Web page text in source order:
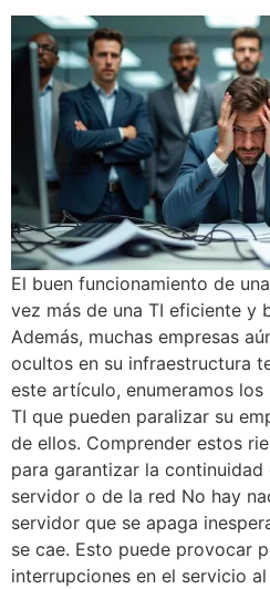
El buen funcionamiento de
vez más de una TI eficiente y
Además, muchas empresas
ocultos en su infraestructura
este artículo, enumeramos
TI que pueden paralizar su
de ellos. Comprender estos
para garantizar la continuidad
servidor o de la red No hay
servidor que se apaga
se cae. Esto puede provocar
interrupciones en el servicio